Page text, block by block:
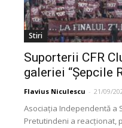
Stiri
Suporterii CFR
galeriei “Șepcile
Flavius Niculescu - 21/09/
Asociația Independentă a
Pretutindeni a reacționat,